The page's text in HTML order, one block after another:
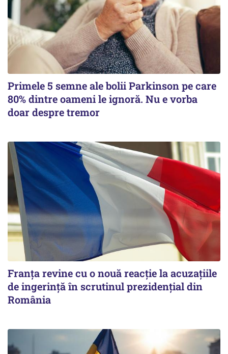
Primele 5 semne ale bolii Parkinson pe care
80% dintre oameni le ignoră. Nu e vorba
doar despre tremor
Franța revine cu o nouă reacție la acuzațiile
de ingerință în scrutinul prezidențial din
România